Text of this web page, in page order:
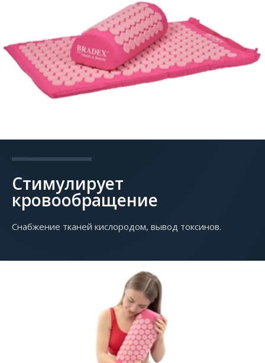
Стимулирует
кровообращение
Снабжение тканей кислородом, вывод токсинов.